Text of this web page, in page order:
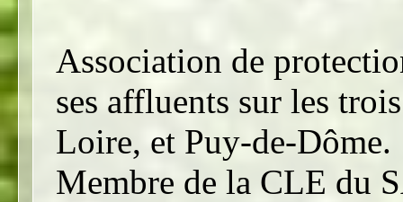
Association de
ses affluents sur les
Loire, et Puy-de-Dôme.
Membre de la CLE du